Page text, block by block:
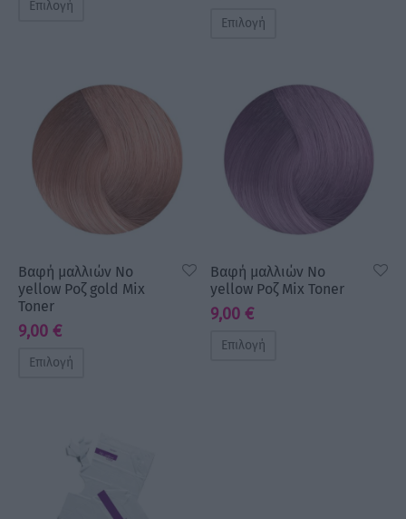
Επιλογή
Επιλογή
Βαφή μαλλιών No
yellow Ροζ gold Mix
Toner
9,00 €
Επιλογή
Βαφή μαλλιών No
yellow Ροζ Mix Toner
9,00 €
Επιλογή